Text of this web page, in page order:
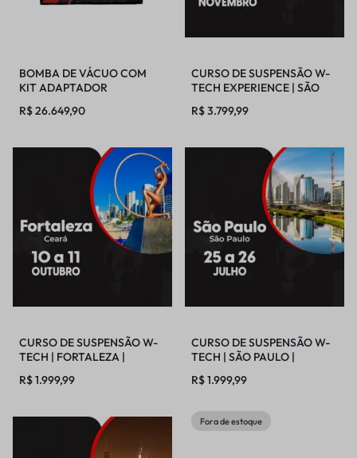
BOMBA DE VÁCUO COM
KIT ADAPTADOR
R$26.649,90
CURSO DE SUSPENSÃO W-
TECH EXPERIENCE | SÃO
JOSÉ DO RIO PRETO |
19/11/2026 – 22/11/2026
R$3.799,99
CURSO DE SUSPENSÃO W-
TECH | FORTALEZA |
10/10/2026 – 11/10/2026
R$1.999,99
CURSO DE SUSPENSÃO W-
TECH | SÃO PAULO |
25/07/2026 – 26/07/2026
R$1.999,99
Fora de estoque